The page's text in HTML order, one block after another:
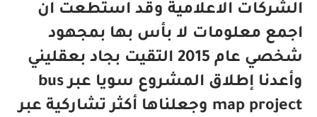
الشركات الاعلامية وقد استطعت ان
اجمع معلومات لا بأس بها بمجهود
شخصي عام 2015 التقيت بجاد بعقليني
وأعدنا إطلاق المشروع سويا عبر bus
map project وجعلناها أكثر تشاركية عبر